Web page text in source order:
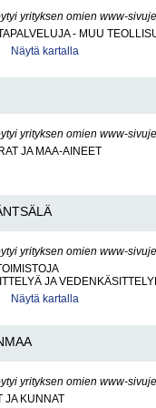
yrityksen omien www-
- MUU
Näytä kartalla
yrityksen omien www-
JA MAA-AINEET
yrityksen omien www-
JA
Näytä kartalla
yrityksen omien www-
JA KUNNAT